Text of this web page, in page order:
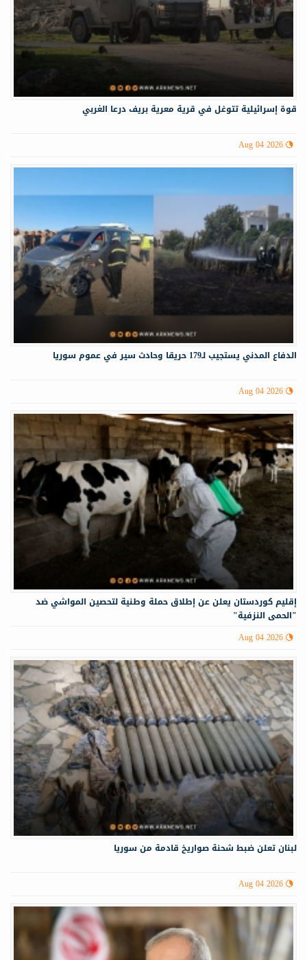
قوة إسرائيلية تتوغل في قرية معرية بريف درعا الغربي
Aug 04 2026
الدفاع المدني يستجيب لـ179 حريقا وحادث سير في عموم سوريا
Aug 04 2026
إقليم كوردستان يعلن عن إطلاق حملة وطنية لتحصين المواشي ضد
"الحمى النزفية"
Aug 04 2026
لبنان تعلن ضبط شحنة صواريخ قادمة من سوريا
Aug 04 2026